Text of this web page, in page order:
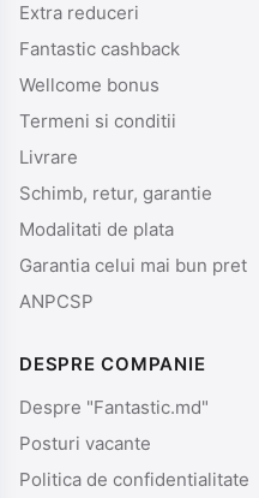
Extra reduceri
Fantastic cashback
Wellcome bonus
Termeni si conditii
Livrare
Schimb, retur, garantie
Modalitati de plata
Garantia celui mai bun pret
ANPCSP
DESPRE COMPANIE
Despre "Fantastic.md"
Posturi vacante
Politica de confidentialitate